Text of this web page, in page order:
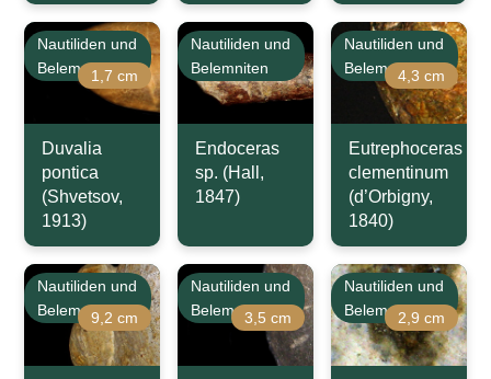
Nautiliden und
Belemniten1,7 cm
Duvalia
pontica
(Shvetsov,
1913)
Nautiliden und
Belemniten
Endoceras
sp. (Hall,
1847)
Nautiliden und
Belemniten4,3 cm
Eutrephoceras
clementinum
(d’Orbigny,
1840)
Nautiliden und
Belemniten9,2 cm
Nautiliden und
Belemniten3,5 cm
Nautiliden und
Belemniten2,9 cm